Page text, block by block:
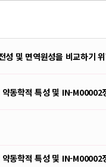
성 및 면역원성을 비교하기
동학적 특성 및 IN-
동학적 특성 및 IN-